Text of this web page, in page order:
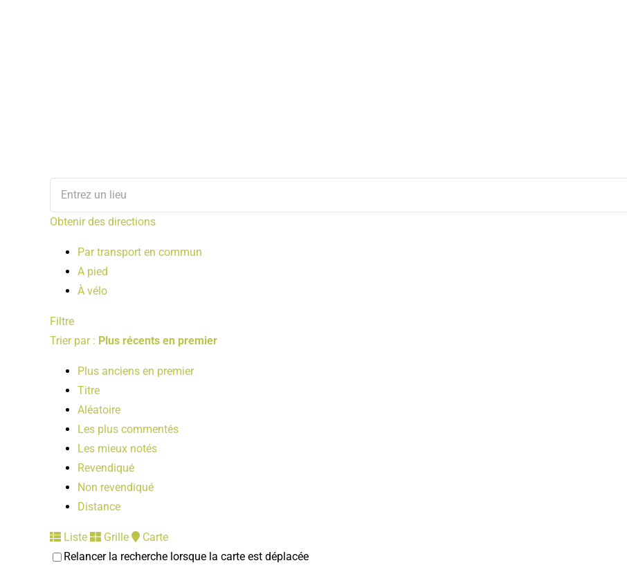
Obtenir des directions
Par transport en commun
A pied
À vélo
Filtre
Trier par : Plus récents en premier
Plus anciens en premier
Titre
Aléatoire
Les plus commentés
Les mieux notés
Revendiqué
Non revendiqué
Distance
Liste Grille
Carte
Relancer la recherche lorsque la carte est déplacée